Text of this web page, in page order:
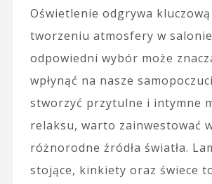
Oświetlenie odgrywa
tworzeniu atmosfery w
odpowiedni wybór może
wpłynąć na nasze
stworzyć przytulne i intymne
relaksu, warto zainwestować
różnorodne źródła światła.
stojące, kinkiety oraz świece